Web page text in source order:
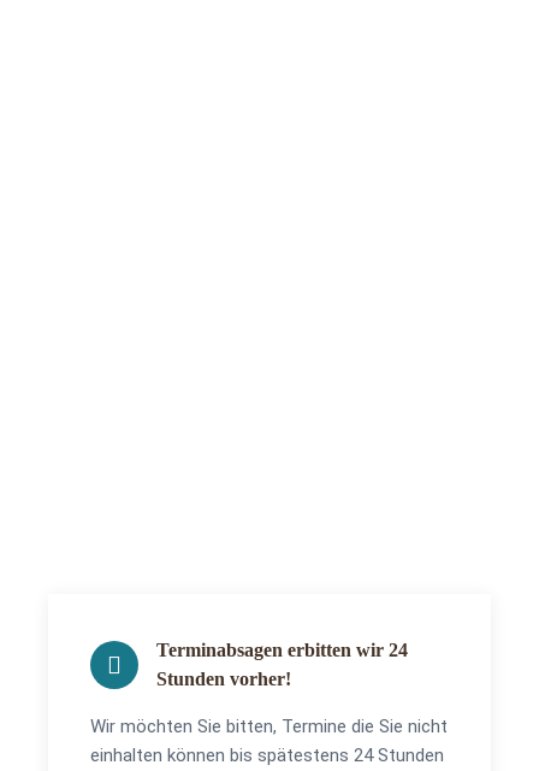
Terminabsagen erbitten wir 24
Stunden vorher!
Wir möchten Sie bitten, Termine die Sie nicht
einhalten können bis spätestens 24 Stunden